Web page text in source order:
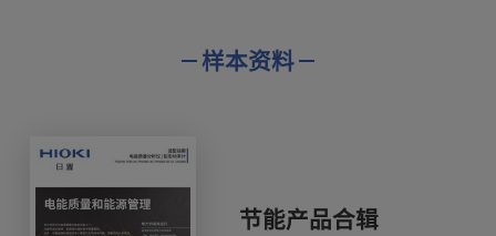
样本资料
节能产品合辑